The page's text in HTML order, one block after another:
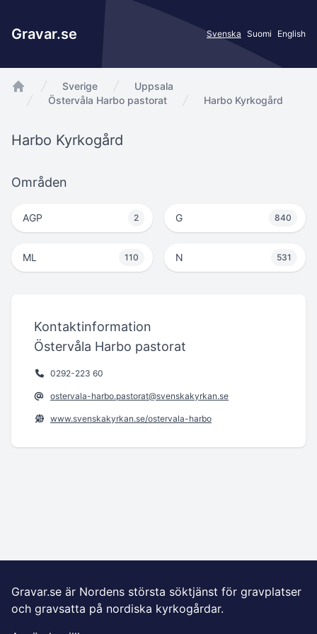
Gravar.se Svenska Suomi English
app.Start
Sverige
Uppsala
Östervåla Harbo pastorat
Harbo Kyrkogård
Harbo Kyrkogård
Områden
AGP 2 G 840
ML 110 N 531
Kontaktinformation
Östervåla Harbo pastorat
0292-223 60
ostervala-harbo.pastorat@svenskakyrkan.se
www.svenskakyrkan.se/ostervala-harbo
Gravar.se är Nordens största söktjänst för gravplatser
och gravsatta på nordiska kyrkogårdar.